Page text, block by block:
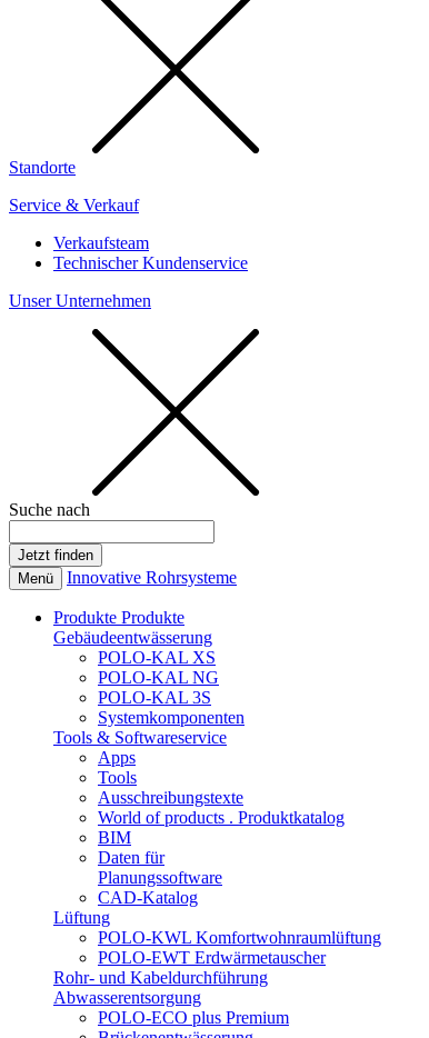
Standorte
Service & Verkauf
Verkaufsteam
Technischer Kundenservice
Unser Unternehmen
Suche nach
Menü Innovative Rohrsysteme
Produkte Produkte
Gebäudeentwässerung
POLO-KAL XS
POLO-KAL NG
POLO-KAL 3S
Systemkomponenten
Tools & Softwareservice
Apps
Tools
Ausschreibungstexte
World of products . Produktkatalog
BIM
Daten für
Planungssoftware
CAD-Katalog
Lüftung
POLO-KWL Komfortwohnraumlüftung
POLO-EWT Erdwärmetauscher
Rohr- und Kabeldurchführung
Abwasserentsorgung
POLO-ECO plus Premium